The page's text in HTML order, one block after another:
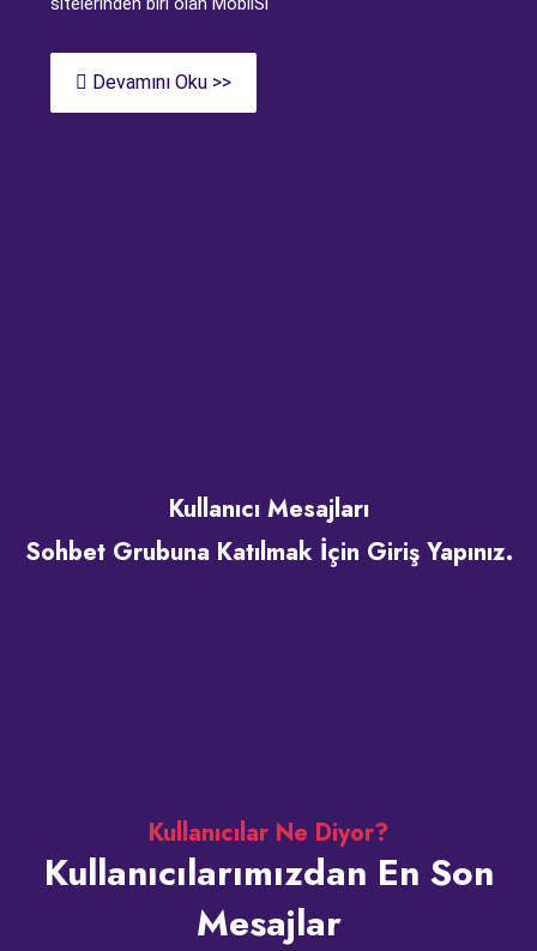
Devamını Oku >>
Kullanıcı Mesajları
Sohbet Grubuna Katılmak İçin Giriş Yapınız.
Kullanıcılar Ne Diyor?
Kullanıcılarımızdan En Son
Mesajlar